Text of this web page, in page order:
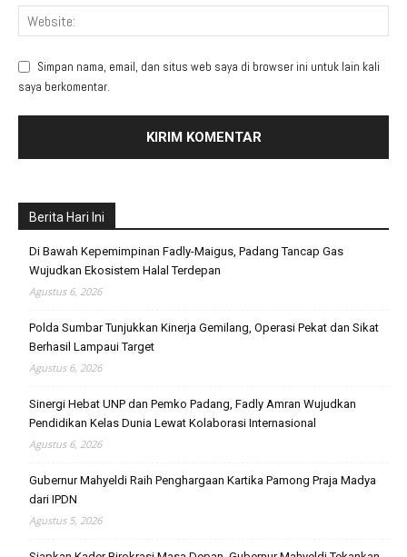
Simpan nama, email, dan situs web saya di browser ini untuk lain kali
saya berkomentar.
Berita Hari Ini
Di Bawah Kepemimpinan Fadly-Maigus, Padang Tancap Gas
Wujudkan Ekosistem Halal Terdepan
Agustus 6, 2026
Polda Sumbar Tunjukkan Kinerja Gemilang, Operasi Pekat dan Sikat
Berhasil Lampaui Target
Agustus 6, 2026
Sinergi Hebat UNP dan Pemko Padang, Fadly Amran Wujudkan
Pendidikan Kelas Dunia Lewat Kolaborasi Internasional
Agustus 6, 2026
Gubernur Mahyeldi Raih Penghargaan Kartika Pamong Praja Madya
dari IPDN
Agustus 5, 2026